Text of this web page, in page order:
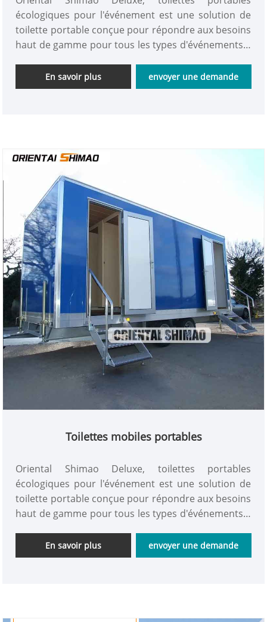
écologiques pour l'événement est une solution de
toilette portable conçue pour répondre aux besoins
haut de gamme pour tous les types d'événements à
extérieurs et de sites de sauvetage d'urgence. VIP
Toilettes portables mobiles
En savoir plus envoyer une demande
Toilettes mobiles portables
Oriental Shimao Deluxe, toilettes portables
écologiques pour l'événement est une solution de
toilette portable conçue pour répondre aux besoins
haut de gamme pour tous les types d'événements à
extérieurs et de sites de sauvetage d'urgence.
En savoir plus envoyer une demande